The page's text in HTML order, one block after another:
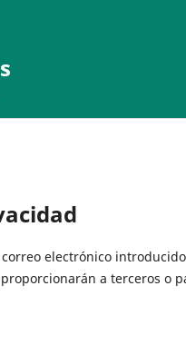
electrónico
a terceros o